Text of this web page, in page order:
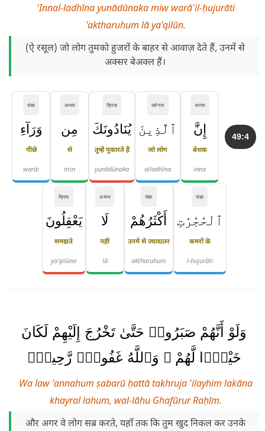
'Innal-ladhīna yunādūnaka miw warā'il-ḥujurāti
'aktharuhum lā ya'qilūn.
(ऐ रसूल) जो लोग तुमको हुजरों के बाहर से आवाज़ देते हैं, उनमें से
अक्सर बेअक्ल हैं।
49:4
अव्यय
إِنَّ
बेशक
inna
सर्वनाम
ٱلَّذِينَ
जो लोग
alladhīna
क्रिया
يُنَادُونَكَ
तुम्हें पुकारते हैं
yunādūnaka
अव्यय
مِن
से
min
संज्ञा
وَرَآءِ
पीछे
warāi
संज्ञा
ٱلْحُجُرَٰتِ
कमरों के
l-ḥujurāti
संज्ञा
أَكْثَرُهُمْ
उनमें से ज़्यादातर
aktharuhum
अव्यय
لَا
नहीं
lā
क्रिया
يَعْقِلُونَ
समझते
yaʿqilūna
وَلَوْ أَنَّهُمْ صَبَرُوا۟ حَتَّىٰ تَخْرُجَ إِلَيْهِمْ لَكَانَ
خَيْرًۭا لَّهُمْ ۚ وَٱللَّهُ غَفُورٌۭ رَّحِيمٌۭ
Wa law 'annahum ṣabarū ḥattā takhruja 'ilayhim lakāna
khayral lahum, wal-lāhu Ghafūrur Raḥīm.
और अगर वे लोग सब्र करते, यहाँ तक कि तुम खुद निकल कर उनके